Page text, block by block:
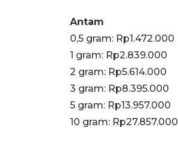
Antam
0,5 gram: Rp1.472.000
‎1 gram: Rp2.839.000
‎2 gram: Rp5.614.000
3 gram: Rp8.395.000
‎5 gram: Rp13.957.000
10 gram: Rp27.857.000